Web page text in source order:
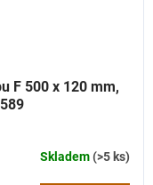
F 500 x 120 mm,
Skladem(>5 ks)